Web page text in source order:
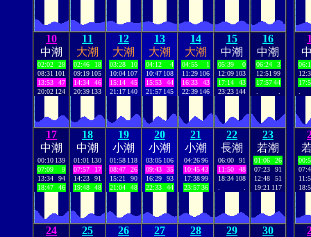
10
中潮
02:02
28
08:31 101
13:53
47
20:02 124
11
大潮
02:46
18
09:19 105
14:34
46
20:39 133
12
大潮
03:28
10
10:04 107
15:14
45
21:17 140
13
大潮
04:12
4
10:47 108
15:53
44
21:57 145
14
大潮
04:55
1
11:29 106
16:33
43
22:39 146
15
中潮
05:39
0
12:09 103
17:14
43
23:23 144
16
中潮
06:24
3
12:51 99
17:57 44
17
中潮
00:10 139
07:09
9
13:34
94
18:47
46
18
中潮
01:01 130
07:57
17
14:23
91
19:48
48
19
小潮
01:58 118
08:47
26
15:21
90
21:04
48
20
小潮
03:05 106
09:43
35
16:29
93
22:33
44
21
小潮
04:26 96
10:45 43
17:38 99
23:57 36
22
長潮
06:00
91
11:50
48
18:34 108
23
若潮
01:06
26
07:23
91
12:48
51
19:21 117
24
25
26
27
28
29
30